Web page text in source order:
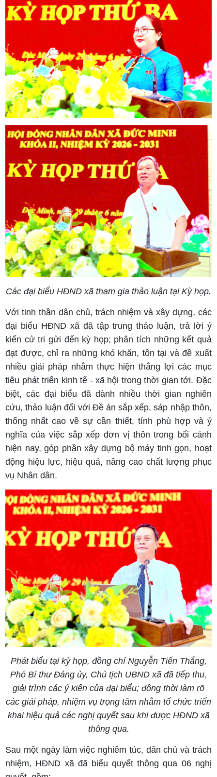
Các đại biểu HĐND xã tham gia thảo luận tại Kỳ họp.
Với tinh thần dân chủ, trách nhiệm và xây dựng, các
đại biểu HĐND xã đã tập trung thảo luận, trả lời ý
kiến cử tri gửi đến kỳ họp; phân tích những kết quả
đạt được, chỉ ra những khó khăn, tồn tại và đề xuất
nhiều giải pháp nhằm thực hiện thắng lợi các mục
tiêu phát triển kinh tế - xã hội trong thời gian tới. Đặc
biệt, các đại biểu đã dành nhiều thời gian nghiên
cứu, thảo luận đối với Đề án sắp xếp, sáp nhập thôn,
thống nhất cao về sự cần thiết, tính phù hợp và ý
nghĩa của việc sắp xếp đơn vị thôn trong bối cảnh
hiện nay, góp phần xây dựng bộ máy tinh gọn, hoạt
động hiệu lực, hiệu quả, nâng cao chất lượng phục
vụ Nhân dân.
Phát biểu tại kỳ họp, đồng chí Nguyễn Tiến Thắng,
Phó Bí thư Đảng ủy, Chủ tịch UBND xã đã tiếp thu,
giải trình các ý kiến của đại biểu; đồng thời làm rõ
các giải pháp, nhiệm vụ trọng tâm nhằm tổ chức triển
khai hiệu quả các nghị quyết sau khi được HĐND xã
thông qua.
Sau một ngày làm việc nghiêm túc, dân chủ và trách
nhiệm, HĐND xã đã biểu quyết thông qua 06 nghị